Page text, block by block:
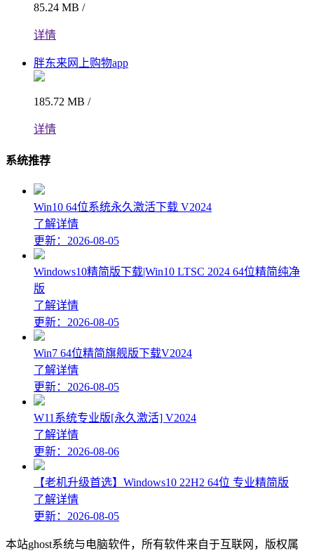
85.24 MB /
详情
胖东来网上购物app
185.72 MB /
详情
系统推荐
Win10 64位系统永久激活下载 V2024
了解详情
更新：2026-08-05
Windows10精简版下载|Win10 LTSC 2024 64位精简纯净
版
了解详情
更新：2026-08-05
Win7 64位精简旗舰版下载V2024
了解详情
更新：2026-08-05
W11系统专业版[永久激活] V2024
了解详情
更新：2026-08-06
【老机升级首选】Windows10 22H2 64位 专业精简版
了解详情
更新：2026-08-05
本站ghost系统与电脑软件，所有软件来自于互联网，版权属